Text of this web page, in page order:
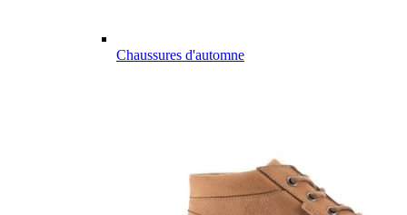
Chaussures d'automne